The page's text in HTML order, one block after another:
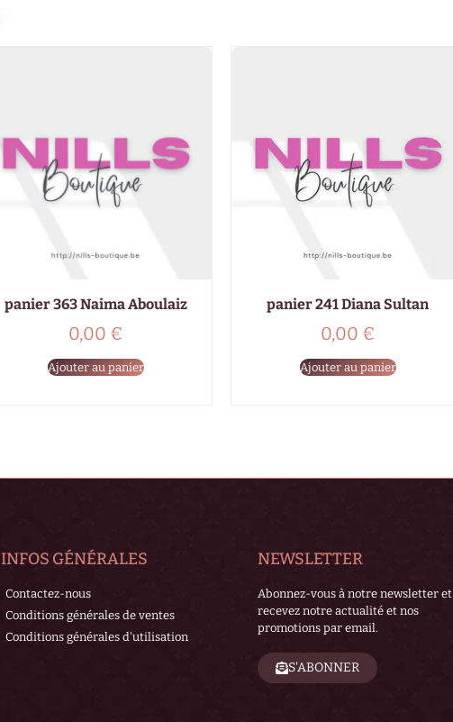
panier 363 Naima Aboulaiz
0,00 €
Ajouter au panier
panier 241 Diana Sultan
0,00 €
Ajouter au panier
INFOS GÉNÉRALES
Contactez-nous
Conditions générales de ventes
Conditions générales d'utilisation
NEWSLETTER
Abonnez-vous à notre newsletter et
recevez notre actualité et nos
promotions par email.
S'ABONNER